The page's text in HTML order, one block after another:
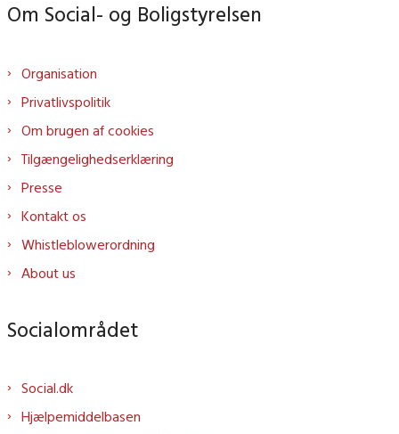
Om Social- og Boligstyrelsen
Organisation
Privatlivspolitik
Om brugen af cookies
Tilgængelighedserklæring
Presse
Kontakt os
Whistleblowerordning
About us
Socialområdet
Social.dk
Hjælpemiddelbasen